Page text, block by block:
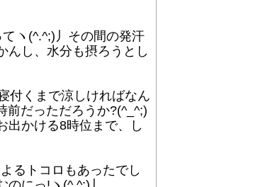
ヽ(^.^;)丿その間の発汗
し、水分も摂ろうとし
付くまで涼しければなん
前だっただろうか?(^_^;)
出かける8時位まで、し
るトコロもあったでし